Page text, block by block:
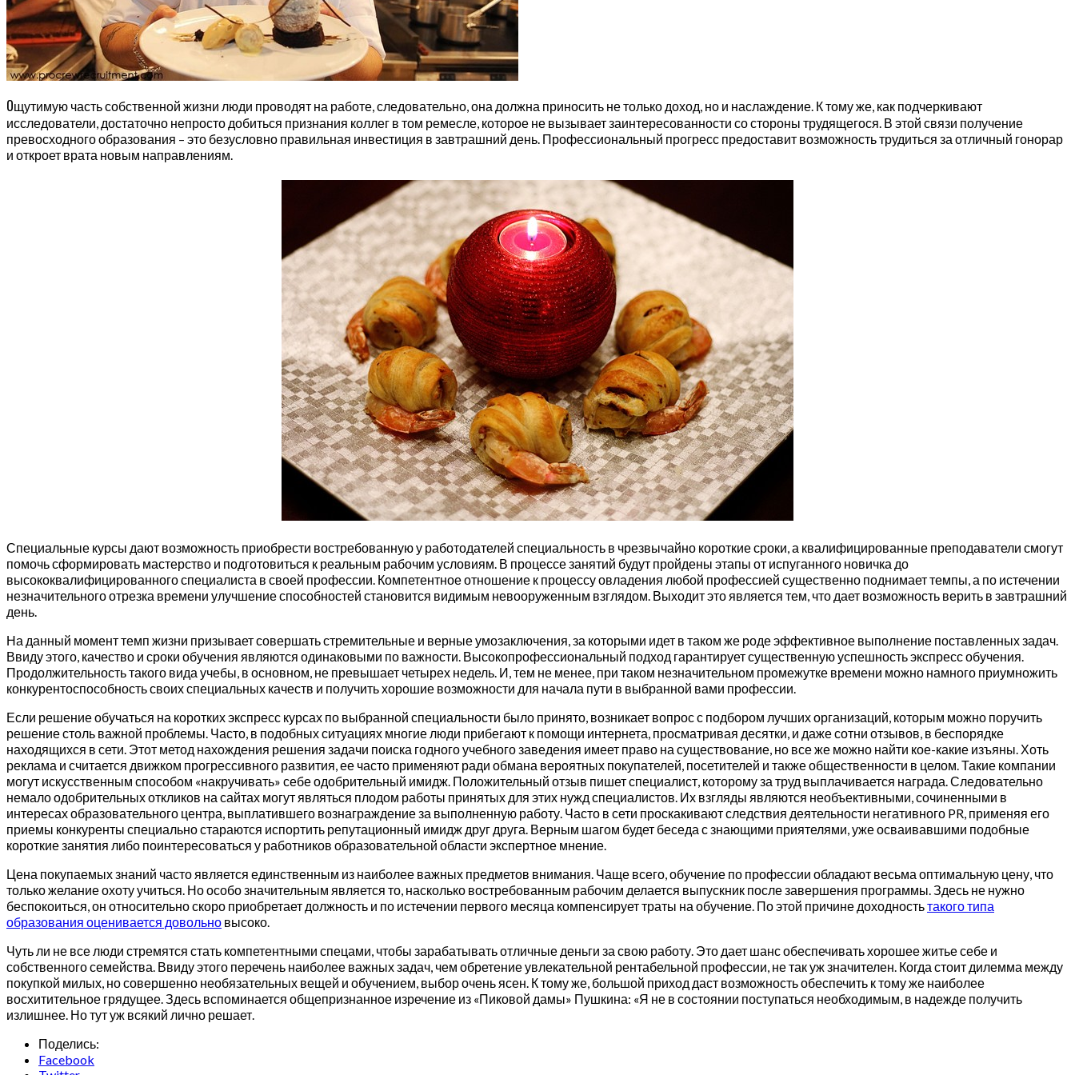
Ощутимую часть собственной жизни люди проводят на работе, следовательно, она должна приносить не только доход, но и наслаждение. К тому же, как подчеркивают
исследователи, достаточно непросто добиться признания коллег в том ремесле, которое не вызывает заинтересованности со стороны трудящегося. В этой связи получение
превосходного образования – это безусловно правильная инвестиция в завтрашний день. Профессиональный прогресс предоставит возможность трудиться за отличный гонорар
и откроет врата новым направлениям.
Специальные курсы дают возможность приобрести востребованную у работодателей специальность в чрезвычайно короткие сроки, а квалифицированные преподаватели смогут
помочь сформировать мастерство и подготовиться к реальным рабочим условиям. В процессе занятий будут пройдены этапы от испуганного новичка до
высококвалифицированного специалиста в своей профессии. Компетентное отношение к процессу овладения любой профессией существенно поднимает темпы, а по истечении
незначительного отрезка времени улучшение способностей становится видимым невооруженным взглядом. Выходит это является тем, что дает возможность верить в завтрашний
день.
На данный момент темп жизни призывает совершать стремительные и верные умозаключения, за которыми идет в таком же роде эффективное выполнение поставленных задач.
Ввиду этого, качество и сроки обучения являются одинаковыми по важности. Высокопрофессиональный подход гарантирует существенную успешность экспресс обучения.
Продолжительность такого вида учебы, в основном, не превышает четырех недель. И, тем не менее, при таком незначительном промежутке времени можно намного приумножить
конкурентоспособность своих специальных качеств и получить хорошие возможности для начала пути в выбранной вами профессии.
Если решение обучаться на коротких экспресс курсах по выбранной специальности было принято, возникает вопрос с подбором лучших организаций, которым можно поручить
решение столь важной проблемы. Часто, в подобных ситуациях многие люди прибегают к помощи интернета, просматривая десятки, и даже сотни отзывов, в беспорядке
находящихся в сети. Этот метод нахождения решения задачи поиска годного учебного заведения имеет право на существование, но все же можно найти кое-какие изъяны. Хоть
реклама и считается движком прогрессивного развития, ее часто применяют ради обмана вероятных покупателей, посетителей и также общественности в целом. Такие компании
могут искусственным способом «накручивать» себе одобрительный имидж. Положительный отзыв пишет специалист, которому за труд выплачивается награда. Следовательно
немало одобрительных откликов на сайтах могут являться плодом работы принятых для этих нужд специалистов. Их взгляды являются необъективными, сочиненными в
интересах образовательного центра, выплатившего вознаграждение за выполненную работу. Часто в сети проскакивают следствия деятельности негативного PR, применяя его
приемы конкуренты специально стараются испортить репутационный имидж друг друга. Верным шагом будет беседа с знающими приятелями, уже осваивавшими подобные
короткие занятия либо поинтересоваться у работников образовательной области экспертное мнение.
Цена покупаемых знаний часто является единственным из наиболее важных предметов внимания. Чаще всего, обучение по профессии обладают весьма оптимальную цену, что
только желание охоту учиться. Но особо значительным является то, насколько востребованным рабочим делается выпускник после завершения программы. Здесь не нужно
беспокоиться, он относительно скоро приобретает должность и по истечении первого месяца компенсирует траты на обучение. По этой причине доходностьтакого типа
образования оценивается довольно высоко.
Чуть ли не все люди стремятся стать компетентными спецами, чтобы зарабатывать отличные деньги за свою работу. Это дает шанс обеспечивать хорошее житье себе и
собственного семейства. Ввиду этого перечень наиболее важных задач, чем обретение увлекательной рентабельной профессии, не так уж значителен. Когда стоит дилемма между
покупкой милых, но совершенно необязательных вещей и обучением, выбор очень ясен. К тому же, большой приход даст возможность обеспечить к тому же наиболее
восхитительное грядущее. Здесь вспоминается общепризнанное изречение из «Пиковой дамы» Пушкина: «Я не в состоянии поступаться необходимым, в надежде получить
излишнее. Но тут уж всякий лично решает.
Поделись:
Facebook